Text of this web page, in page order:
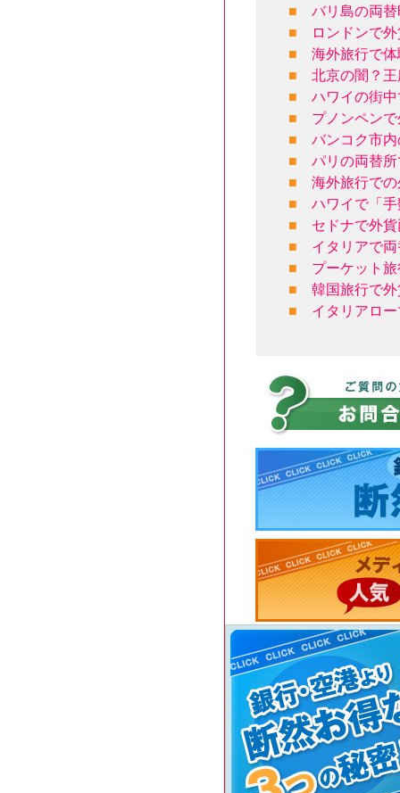
■
バリ島の両
■
ロンドンで
■
海外旅行で
■
北京の闇？
■
ハワイの街
■
プノンペン
■
バンコク市
■
パリの両替
■
海外旅行で
■
ハワイで「
■
セドナで外
■
イタリアで
■
プーケット
■
韓国旅行で
■
イタリアロ